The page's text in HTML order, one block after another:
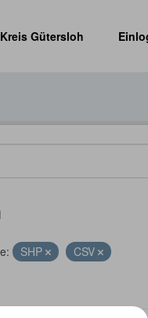
Gütersloh
SHP
CSV